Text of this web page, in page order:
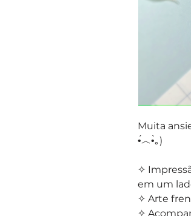
Muita
•́︿•̀｡)
✧
em um
✧ Arte
✧